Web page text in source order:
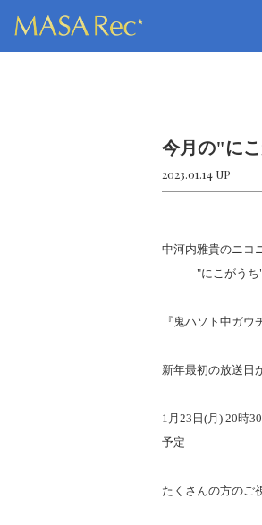
今月の"に
2023.01.14 UP
中河内雅貴のニコ
"にこがうち
『鬼ハソト中ガウ
新年最初の放送日
1月23日(月) 20時
予定
たくさんの方のご